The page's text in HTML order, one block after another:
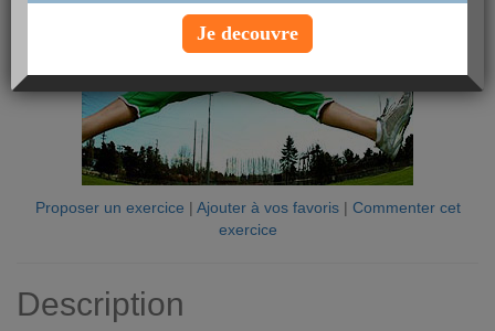
Proposer un exercice | Ajouter à vos favoris| Commenter cet
exercice
Description
Je decouvre